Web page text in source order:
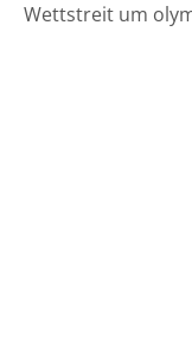
Wettstreit um